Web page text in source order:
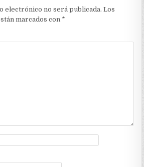
electrónico no será publicada. Los
marcados con *